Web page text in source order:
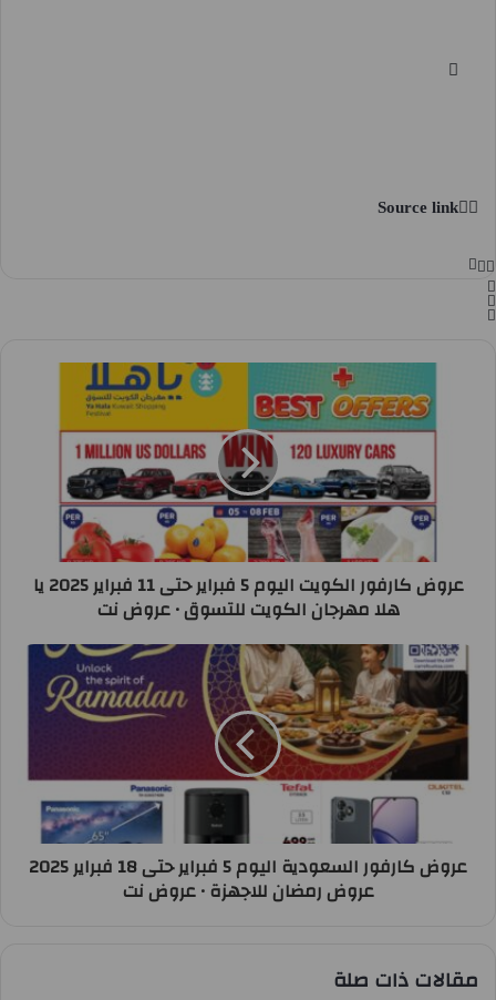
Source link
عروض كارفور الكويت اليوم 5 فبراير حتى 11 فبراير 2025 يا
هلا مهرجان الكويت للتسوق • عروض نت
عروض كارفور السعودية اليوم 5 فبراير حتى 18 فبراير 2025
عروض رمضان للاجهزة • عروض نت
مقالات ذات صلة